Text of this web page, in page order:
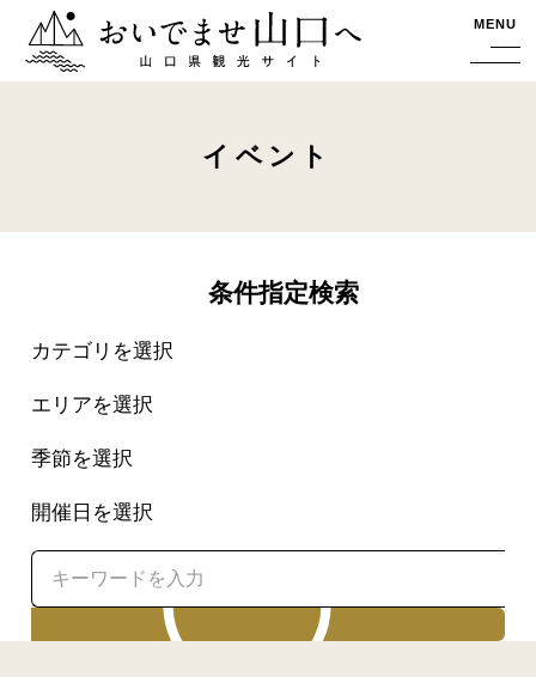
おいでませ山口へー山口県観光サイト MENU
イベント
条件指定検索
カテゴリを選択
エリアを選択
季節を選択
開催日を選択